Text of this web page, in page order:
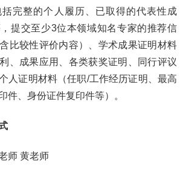
括完整的个人履历、已取得的代表性成
提交至少3位本领域知名专家的推荐信
含比较性评价内容）、学术成果证明材料
、成果应用、各类获奖证明、同行评议
人证明材料（任职/工作经历证明、最高
件、身份证件复印件等）。
师 黄老师